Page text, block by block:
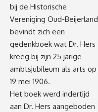
bij de Historische
Vereniging Oud-Beijerland
bevindt zich een
gedenkboek wat Dr. Hers
kreeg bij zijn 25 jarige
ambtsjubileum als arts op
19 mei 1906.
Het boek werd indertijd
aan Dr. Hers aangeboden